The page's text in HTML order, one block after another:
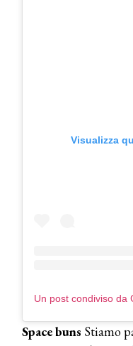
Visualizza
Space buns Stiamo